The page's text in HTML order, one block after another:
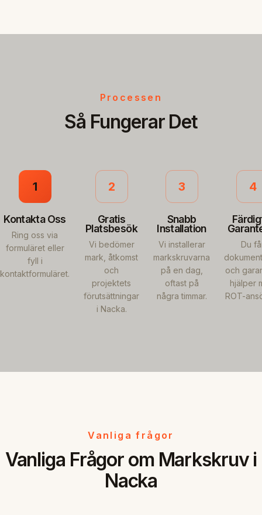
Processen
Så Fungerar Det
1
Kontakta Oss
Ring oss via
formuläret eller
fyll i
kontaktformuläret.
2
Gratis
Platsbesök
Vi bedömer
mark, åtkomst
och
projektets
förutsättningar
i Nacka.
3
Snabb
Installation
Vi installerar
markskruvarna
på en dag,
oftast på
några timmar.
4
Du
och
hjälper
ROT-
Vanliga frågor
Vanliga Frågor om Markskruv i
Nacka